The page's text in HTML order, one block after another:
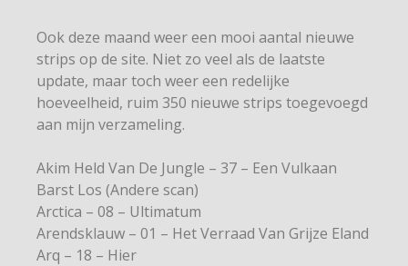
Ook deze maand weer een mooi aantal nieuwe
strips op de site. Niet zo veel als de laatste
update, maar toch weer een redelijke
hoeveelheid, ruim 350 nieuwe strips toegevoegd
aan mijn verzameling.
Akim Held Van De Jungle – 37 – Een Vulkaan
Barst Los (Andere scan)
Arctica – 08 – Ultimatum
Arendsklauw – 01 – Het Verraad Van Grijze Eland
Arq – 18 – Hier